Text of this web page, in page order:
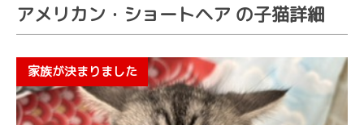
アメリカン・ショートヘア の子猫詳細